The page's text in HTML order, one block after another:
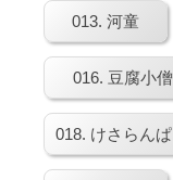
013. 河童
016. 豆腐小僧
018. けさらん